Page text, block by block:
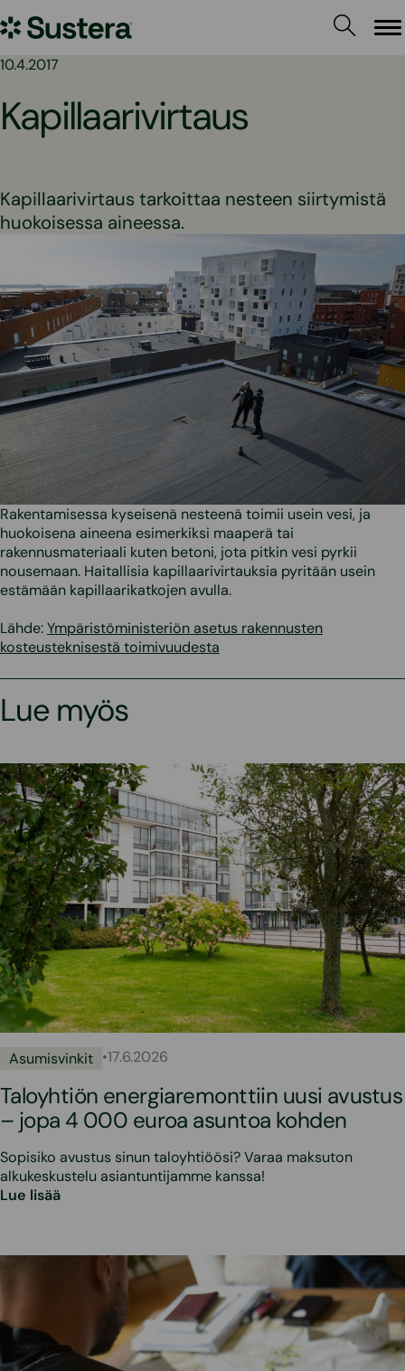
sisältöön
Sustera
10.4.2017
Kapillaarivirtaus
Kapillaarivirtaus tarkoittaa nesteen siirtymistä
huokoisessa aineessa.
Rakentamisessa kyseisenä nesteenä toimii usein vesi, ja
huokoisena aineena esimerkiksi maaperä tai
rakennusmateriaali kuten betoni, jota pitkin vesi pyrkii
nousemaan. Haitallisia kapillaarivirtauksia pyritään usein
estämään kapillaarikatkojen avulla.
Lähde:Ympäristöministeriön asetus rakennusten
kosteusteknisestä toimivuudesta
Lue myös
Asumisvinkit •17.6.2026
Taloyhtiön energiaremonttiin uusi avustus
– jopa 4 000 euroa asuntoa kohden
Sopisiko avustus sinun taloyhtiöösi? Varaa maksuton
alkukeskustelu asiantuntijamme kanssa!
Lue lisää